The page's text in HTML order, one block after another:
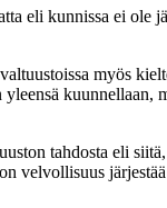
eli kunnissa ei ole
myös
kuunnellaan,
tahdosta eli
velvollisuus